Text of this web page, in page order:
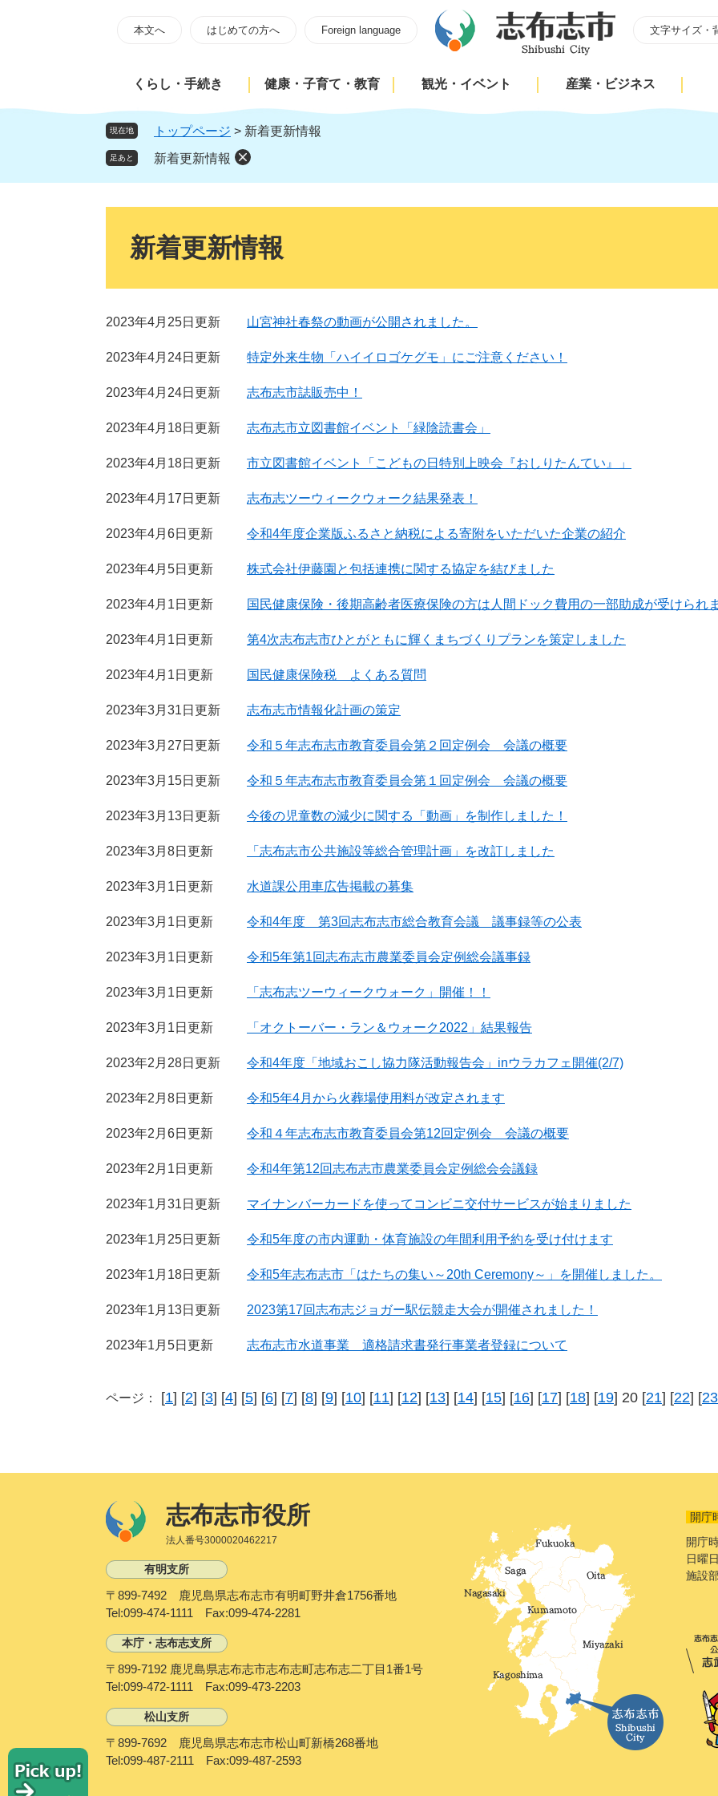
頭
飛
本
本文へ はじめての方へ Foreign language 文字サイズ・
くらし・手続き 健康・子育て・教育 観光・イベント 産業・ビジネス
現在地 トップページ > 新着更新情報
足あと 新着更新情報
新着更新情報
2023年4月25日更新 山宮神社春祭の動画が公開されました。
2023年4月24日更新 特定外来生物「ハイイロゴケグモ」にご注意ください！
2023年4月24日更新 志布志市誌販売中！
2023年4月18日更新 志布志市立図書館イベント「緑陰読書会」
2023年4月18日更新 市立図書館イベント「こどもの日特別上映会『おしりたんてい』」
2023年4月17日更新 志布志ツーウィークウォーク結果発表！
2023年4月6日更新 令和4年度企業版ふるさと納税による寄附をいただいた企業の紹介
2023年4月5日更新 株式会社伊藤園と包括連携に関する協定を結びました
2023年4月1日更新 国民健康保険・後期高齢者医療保険の方は人間ドック費用の一部助成が受けられ
2023年4月1日更新 第4次志布志市ひとがともに輝くまちづくりプランを策定しました
2023年4月1日更新 国民健康保険税 よくある質問
2023年3月31日更新 志布志市情報化計画の策定
2023年3月27日更新 令和５年志布志市教育委員会第２回定例会 会議の概要
2023年3月15日更新 令和５年志布志市教育委員会第１回定例会 会議の概要
2023年3月13日更新 今後の児童数の減少に関する「動画」を制作しました！
2023年3月8日更新 「志布志市公共施設等総合管理計画」を改訂しました
2023年3月1日更新 水道課公用車広告掲載の募集
2023年3月1日更新 令和4年度 第3回志布志市総合教育会議 議事録等の公表
2023年3月1日更新 令和5年第1回志布志市農業委員会定例総会議事録
2023年3月1日更新 「志布志ツーウィークウォーク」開催！！
2023年3月1日更新 「オクトーバー・ラン＆ウォーク2022」結果報告
2023年2月28日更新 令和4年度「地域おこし協力隊活動報告会」inウラカフェ開催(2/7)
2023年2月8日更新 令和5年4月から火葬場使用料が改定されます
2023年2月6日更新 令和４年志布志市教育委員会第12回定例会 会議の概要
2023年2月1日更新 令和4年第12回志布志市農業委員会定例総会会議録
2023年1月31日更新 マイナンバーカードを使ってコンビニ交付サービスが始まりました
2023年1月25日更新 令和5年度の市内運動・体育施設の年間利用予約を受け付けます
2023年1月18日更新 令和5年志布志市「はたちの集い～20th Ceremony～」を開催しました。
2023年1月13日更新 2023第17回志布志ジョガー駅伝競走大会が開催されました！
2023年1月5日更新 志布志市水道事業 適格請求書発行事業者登録について
ページ： [1] [2] [3] [4] [5] [6] [7] [8] [9] [10] [11] [12] [13] [14] [15] [16] [17] [18] [19] 20 [21] [22] [23
志布志市役所
法人番号3000020462217
有明支所
〒899-7492 鹿児島県志布志市有明町野井倉1756番地
Tel:099-474-1111 Fax:099-474-2281
本庁・志布志支所
〒899-7192 鹿児島県志布志市志布志町志布志二丁目1番1号
Tel:099-472-1111 Fax:099-473-2203
松山支所
〒899-7692 鹿児島県志布志市松山町新橋268番地
Tel:099-487-2111 Fax:099-487-2593
開庁
開庁
日曜
施設
P
c